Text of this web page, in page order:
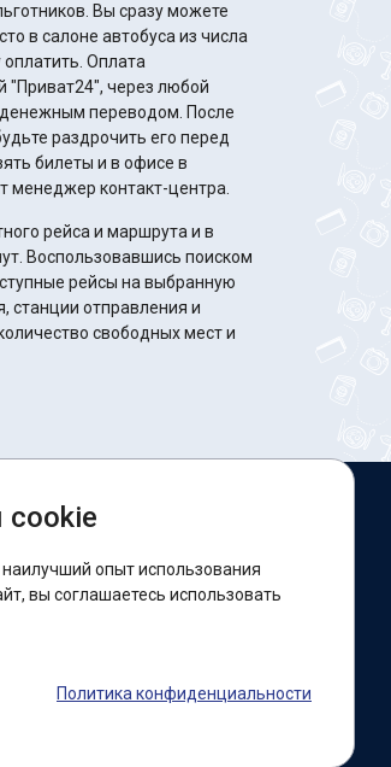
можете
в салоне автобуса из числа
Оплата
"Приват24", через любой
переводом. После
раздрочить его перед
билеты и в офисе в
менеджер контакт-центра.
рейса и маршрута и в
рейсы на выбранную
станции отправления и
свободных мест и
опыт использования
вы соглашаетесь использовать
Политика конфиденциальности